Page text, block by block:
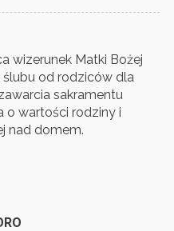
wizerunek Matki Bożej
ślubu od rodziców dla
sakramentu
o wartości rodziny i
nad domem.